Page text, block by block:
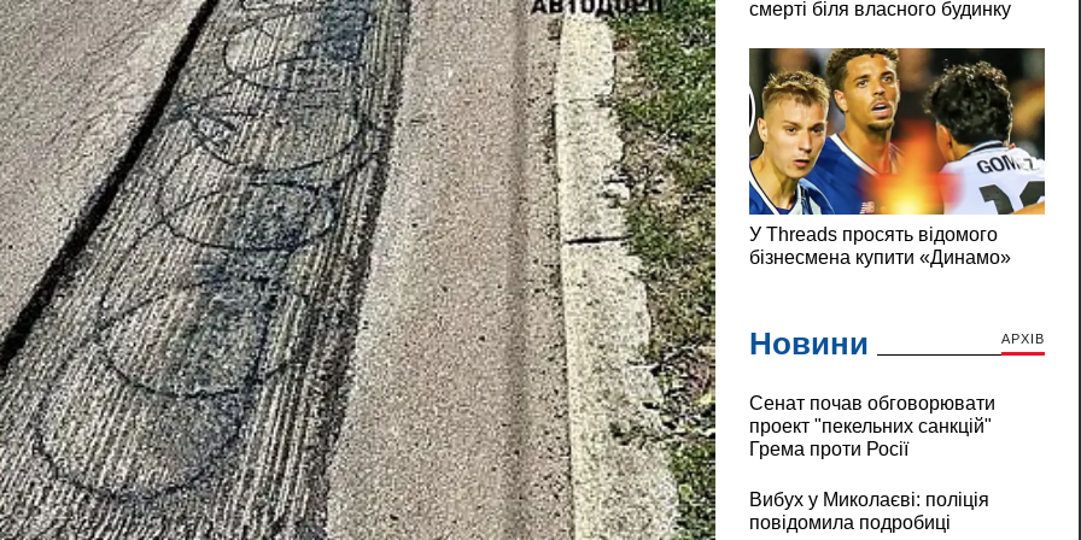
Новини АРХІВ
Сенат почав обговорювати
проект "пекельних санкцій"
Грема проти Росії
Вибух у Миколаєві: поліція
повідомила подробиці